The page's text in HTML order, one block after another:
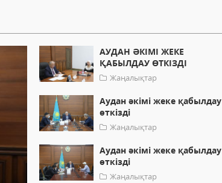
АУДАН ӘКІМІ ЖЕКЕ
ҚАБЫЛДАУ ӨТКІЗДІ
Жаңалықтар
Аудан әкімі жеке қабылдау
өткізді
Жаңалықтар
Аудан әкімі жеке қабылдау
өткізді
Жаңалықтар